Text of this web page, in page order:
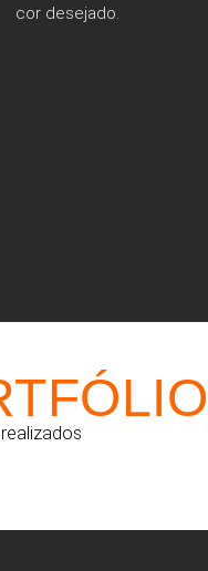
cor desejado.